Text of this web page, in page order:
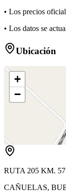
• Los precios
• Los datos se
Ubicación
+
−
RUTA 205 KM.
CAÑUELAS,